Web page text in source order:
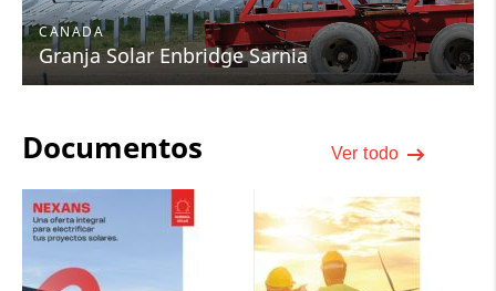
CANADA
Granja Solar Enbridge Sarnia
Documentos Ver todo